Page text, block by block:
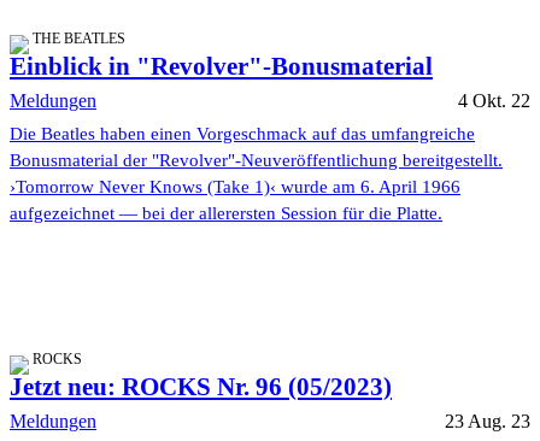
THE BEATLES
Einblick in "Revolver"-Bonusmaterial
Meldungen 4 Okt. 22
Die Beatles haben einen Vorgeschmack auf das umfangreiche
Bonusmaterial der "Revolver"-Neuveröffentlichung bereitgestellt.
›Tomorrow Never Knows (Take 1)‹ wurde am 6. April 1966
aufgezeichnet ― bei der allerersten Session für die Platte.
ROCKS
Jetzt neu: ROCKS Nr. 96 (05/2023)
Meldungen 23 Aug. 23